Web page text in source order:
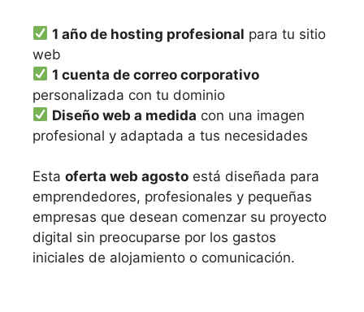
1 año de hosting profesional para tu sitio
web
1 cuenta de correo corporativo
personalizada con tu dominio
Diseño web a medida con una imagen
profesional y adaptada a tus necesidades
Esta oferta web agosto está diseñada para
emprendedores, profesionales y pequeñas
empresas que desean comenzar su proyecto
digital sin preocuparse por los gastos
iniciales de alojamiento o comunicación.